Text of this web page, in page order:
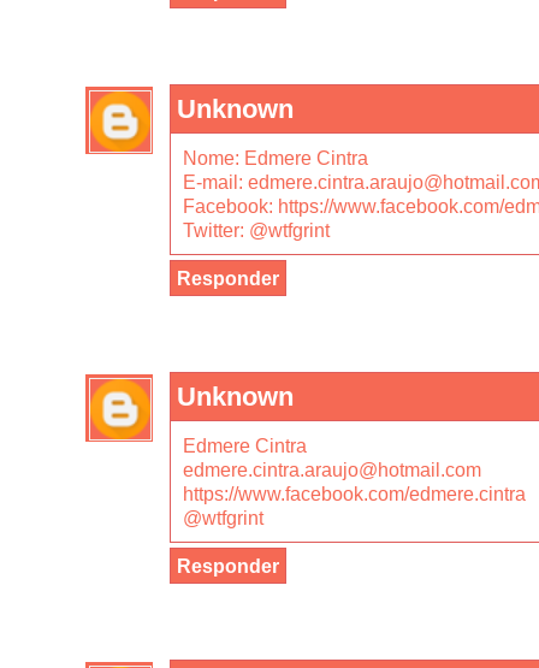
Unknown
Nome: Edmere Cintra
E-mail:
Facebook: https://www.facebook.com/
Twitter: @wtfgrint
Responder
Unknown
Edmere Cintra
edmere.cintra.araujo@hotmail.com
https://www.facebook.com/edmere.cintra
@wtfgrint
Responder